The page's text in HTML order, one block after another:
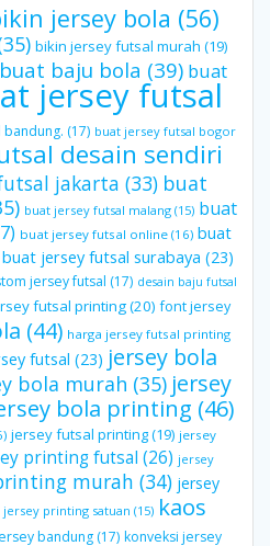
jersey bola (56)
bikin jersey futsal murah (19)
buat baju bola (39) buat
jersey futsal
(17) buat jersey futsal bogor
desain sendiri
jakarta (33) buat
buat jersey futsal malang(15) buat
buat jersey futsal online(16) buat
buat jersey futsal surabaya (23)
jersey futsal (17) desain baju futsal
futsal printing(20) font jersey
(44) harga jersey futsal printing
futsal (23) jersey bola
bola murah (35) jersey
bola printing (46)
jersey futsal printing(19) jersey
printing futsal (26) jersey
murah (34) jersey
jersey printing satuan (15) kaos
bandung (17) konveksi jersey